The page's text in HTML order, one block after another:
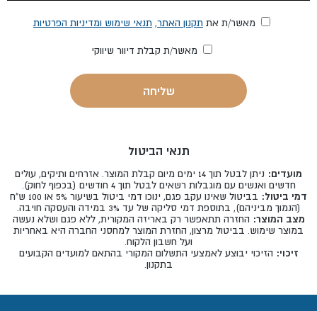
מאשר/ת את תקנון האתר, תנאי שימוש ומדיניות הפרטיות
מאשר/ת קבלת דיוור שיווקי
תנאי הביטול
מועדים:
ניתן לבטל תוך 14 ימים מיום קבלת המוצר. אזרחים ותיקים, עולים
חדשים ואנשים עם מוגבלות רשאים לבטל תוך 4 חודשים (בכפוף לחוק).
דמי ביטול:
בביטול שאינו עקב פגם, ינוכו דמי ביטול בשיעור 5% או 100 ש"ח
(הנמוך מביניהם), בתוספת דמי סליקה של עד 3% במידה והעסקה חויבה.
מצב המוצר: החזרה תתאפשר רק באריזה המקורית, ללא פגם ושלא נעשה
במוצר שימוש. בביטול מרצון, החזרת המוצר למחסני החברה היא באחריות
ועל חשבון הלקוח.
זיכוי: הזיכוי יבוצע לאמצעי התשלום המקורי בהתאם למועדים הקבועים
בתקנון.